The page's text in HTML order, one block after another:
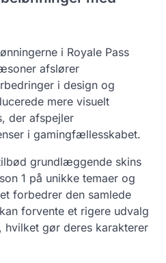
i Royale Pass
afslører
i design og
mere visuelt
der afspejler
i gamingfællesskabet.
grundlæggende skins
1 på unikke temaer og
forbedrer den samlede
forvente et rigere udvalg
hvilket gør deres karakterer